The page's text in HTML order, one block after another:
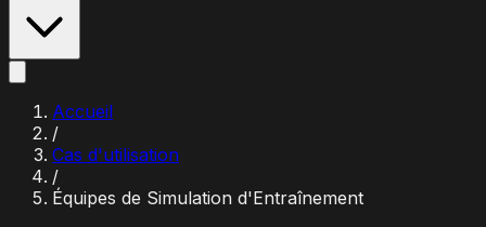
Accueil
/
Cas d'utilisation
/
Équipes de Simulation d'Entraînement